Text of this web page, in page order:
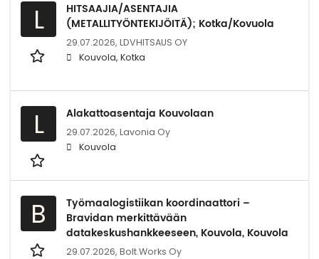
L
HITSAAJIA/ASENTAJIA
(METALLITYÖNTEKIJÖITÄ); Kotka/Kovuola
29.07.2026, LDVHITSAUS OY
Kouvola, Kotka
L Alakattoasentaja Kouvolaan
29.07.2026, Lavonia Oy
Kouvola
B
Työmaalogistiikan koordinaattori –
Bravidan merkittävään
datakeskushankkeeseen, Kouvola, Kouvola
29.07.2026, Bolt.Works Oy